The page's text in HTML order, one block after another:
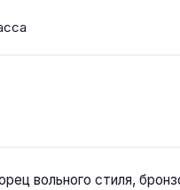
вольного стиля,